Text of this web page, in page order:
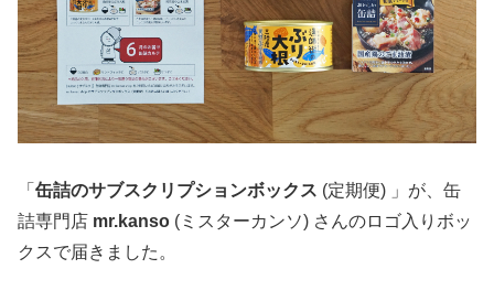
「 缶詰のサブスクリプションボックス (定期便) 」が、缶
詰専門店 mr.kanso (ミスターカンソ) さんのロゴ入りボッ
クスで届きました。